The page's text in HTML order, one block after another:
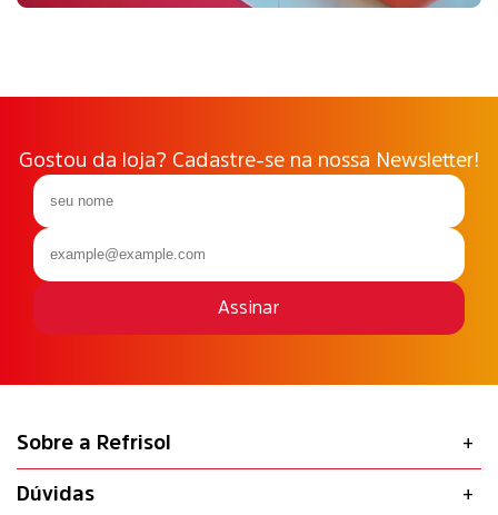
Gostou da loja? Cadastre-se na nossa Newsletter!
Assinar
Sobre a Refrisol
Dúvidas